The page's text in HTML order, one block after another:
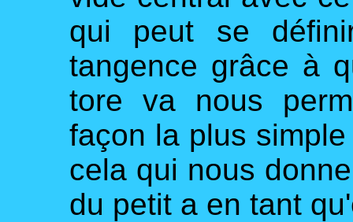
qui peut se
tangence grâce à
tore va nous
façon la plus
cela qui nous
du petit a en tant